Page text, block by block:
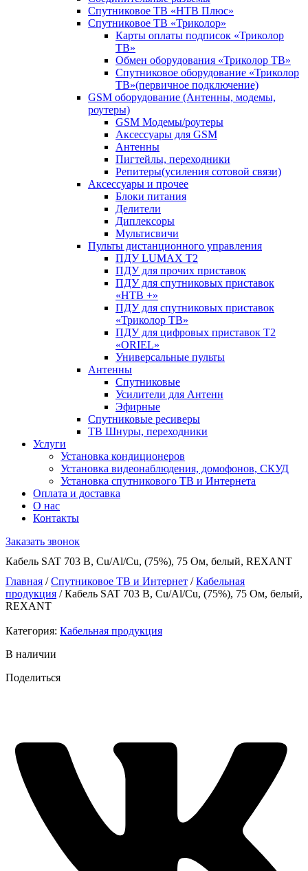
Спутниковое ТВ «НТВ Плюс»
Спутниковое ТВ «Триколор»
Карты оплаты подписок «Триколор
ТВ»
Обмен оборудования «Триколор ТВ»
Спутниковое оборудование «Триколор
ТВ»(первичное подключение)
GSM оборудование (Антенны, модемы,
роутеры)
GSM Модемы/роутеры
Аксессуары для GSM
Антенны
Пигтейлы, переходники
Репитеры(усиления сотовой связи)
Аксессуары и прочее
Блоки питания
Делители
Диплексоры
Мультисвичи
Пульты дистанционного управления
ПДУ LUMAX Т2
ПДУ для прочих приставок
ПДУ для спутниковых приставок
«НТВ +»
ПДУ для спутниковых приставок
«Триколор ТВ»
ПДУ для цифровых приставок Т2
«ORIEL»
Универсальные пульты
Антенны
Спутниковые
Усилители для Антенн
Эфирные
Спутниковые ресиверы
ТВ Шнуры, переходники
Услуги
Установка кондиционеров
Установка видеонаблюдения, домофонов, СКУД
Установка спутникового ТВ и Интернета
Оплата и доставка
О нас
Контакты
Заказать звонок
Кабель SAT 703 B, Cu/Al/Cu, (75%), 75 Ом, белый, REXANT
Главная /Спутниковое ТВ и Интернет /Кабельная
продукция / Кабель SAT 703 B, Cu/Al/Cu, (75%), 75 Ом, белый,
REXANT
Категория: Кабельная продукция
В наличии
Поделиться